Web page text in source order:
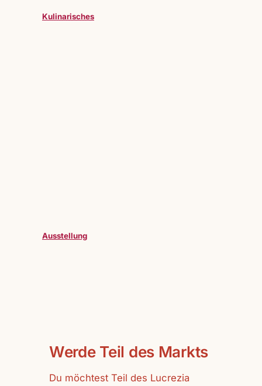
Kulinarisches
Ausstellung
Werde Teil des Markts
Du möchtest Teil des Lucrezia